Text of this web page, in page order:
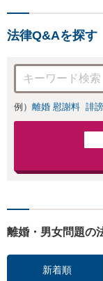
法律Q&Aを探す
例） 離婚 慰謝料 誹
離婚・男女問題の
新着順